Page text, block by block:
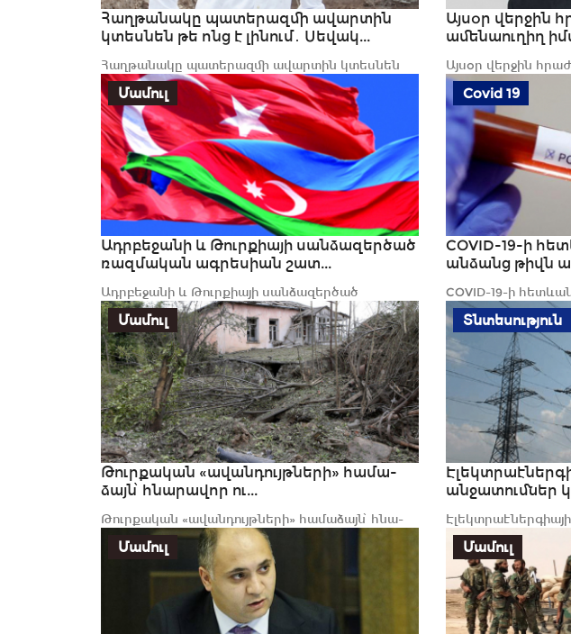
Հաղթանակը պատերազմի ավարտին
կտեսնեն թե ոնց է լինում․ Սեվակ...
Հաղթանակը պատերազմի ավարտին կտեսնեն
թե ոնց է լինում․ Սեվակ Արծրունի
Այսօր վերջին
ամենաուղիղ
Այսօր վերջին
ամենաուղիղ
Ռոմանոս...
Մամուլ
Ադրբեջանի և Թուրքիայի սանձազերծած
ռազմական ագրեսիան շատ...
Ադրբեջանի և Թուրքիայի սանձազերծած
ռազմական ագրեսիան շատ թանկ է նստելու այդ
երկրների...
Covid 19
COVID-19-ի
անձանց թիվն
COVID-19-ի
ամբողջ
միլիոնը....
Մամուլ
Թուր­քա­կան «ավան­դույթ­նե­րի» հա­մա­
ձայն՝ հնա­րա­վոր ու...
Թուր­քա­կան «ավան­դույթ­նե­րի» հա­մա­ձայն՝ հնա­
րա­վոր ու անհ­նար ստո­րու­թյուն­ներ․«Փաստ»
Տնտեսություն
անջատումներ
կլինեն Կոտայքի և
Մամուլ Մամուլ